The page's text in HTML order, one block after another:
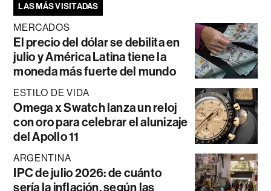
LAS MÁS VISITADAS
MERCADOS
El precio del dólar se debilita en
julio y América Latina tiene la
moneda más fuerte del mundo
ESTILO DE VIDA
Omega x Swatch lanza un reloj
con oro para celebrar el alunizaje
del Apollo 11
ARGENTINA
IPC de julio 2026: de cuánto
sería la inflación, según las